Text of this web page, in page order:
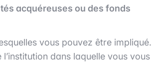
acquéreuses ou des fonds
vous pouvez être impliqué.
dans laquelle vous vous